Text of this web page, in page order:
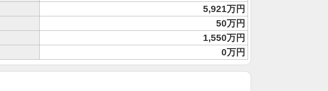
5,921万円
50万円
1,550万円
0万円